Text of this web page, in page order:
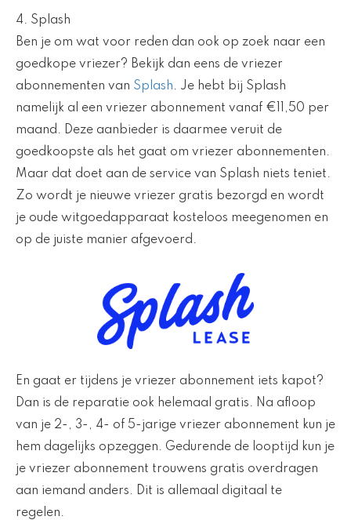
4. Splash
Ben je om wat voor reden dan ook op zoek naar een
goedkope vriezer? Bekijk dan eens de vriezer
abonnementen van Splash. Je hebt bij Splash
namelijk al een vriezer abonnement vanaf €11,50 per
maand. Deze aanbieder is daarmee veruit de
goedkoopste als het gaat om vriezer abonnementen.
Maar dat doet aan de service van Splash niets teniet.
Zo wordt je nieuwe vriezer gratis bezorgd en wordt
je oude witgoedapparaat kosteloos meegenomen en
op de juiste manier afgevoerd.
En gaat er tijdens je vriezer abonnement iets kapot?
Dan is de reparatie ook helemaal gratis. Na afloop
van je 2-, 3-, 4- of 5-jarige vriezer abonnement kun je
hem dagelijks opzeggen. Gedurende de looptijd kun je
je vriezer abonnement trouwens gratis overdragen
aan iemand anders. Dit is allemaal digitaal te
regelen.